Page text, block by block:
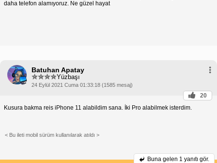
daha telefon alamıyoruz. Ne güzel hayat
Batuhan Apatay
Yüzbaşı
24 Eylül 2021 Cuma 01:33:18 (1585 mesaj)
20
Kusura bakma reis iPhone 11 alabildim sana. İki Pro alabilmek isterdim.
< Bu ileti mobil sürüm kullanılarak atıldı >
Buna gelen 1 yanıtı gör.